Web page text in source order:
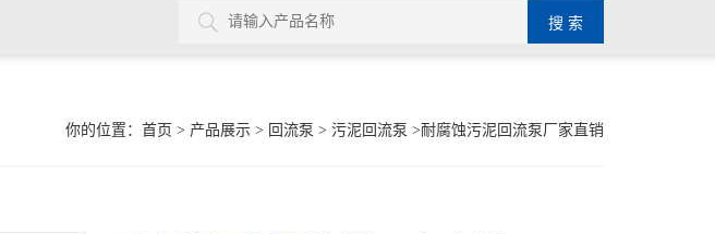
你的位置： 首页 > 产品展示 > 回流泵 > 污泥回流泵 >耐腐蚀污泥回流泵厂家直销